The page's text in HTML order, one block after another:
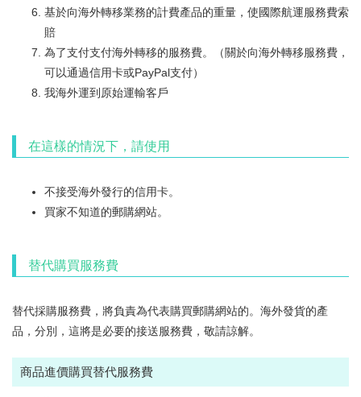
基於向海外轉移業務的計費產品的重量，使國際航運服務費索
賠
為了支付支付海外轉移的服務費。
（關於向海外轉移服務費，
可以通過信用卡或PayPal支付）
我海外運到原始運輸客戶
在這樣的情況下，請使用
不接受海外發行的信用卡。
買家不知道的郵購網站。
替代購買服務費
替代採購服務費，將負責為代表購買郵購網站的。 海外發貨的產
品，分別，這將是必要的接送服務費，敬請諒解。
商品進價購買替代服務費